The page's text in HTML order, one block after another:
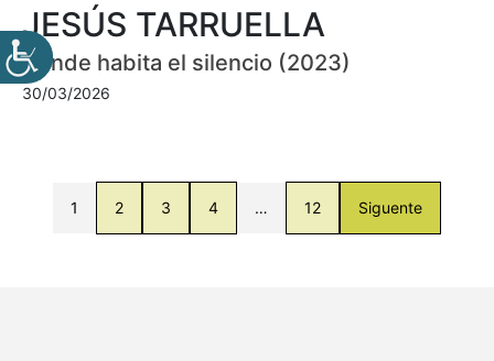
JESÚS TARRUELLA
Donde habita el silencio (2023)
30/03/2026
1 2 3 4 … 12 Siguente